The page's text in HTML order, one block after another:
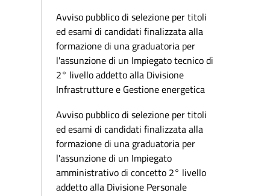
Avviso pubblico di selezione per titoli
ed esami di candidati finalizzata alla
formazione di una graduatoria per
l'assunzione di un Impiegato tecnico di
2° livello addetto alla Divisione
Infrastrutture e Gestione energetica
Avviso pubblico di selezione per titoli
ed esami di candidati finalizzata alla
formazione di una graduatoria per
l'assunzione di un Impiegato
amministrativo di concetto 2° livello
addetto alla Divisione Personale